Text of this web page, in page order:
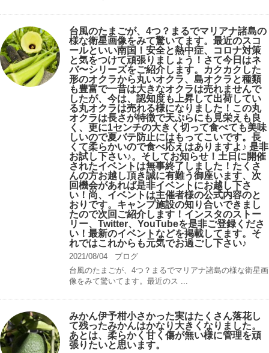
台風のたまごが、4つ？まるでマリアナ諸島の
様な衛星画像をみて驚いてます。最近のスコ
ールといい南国！安全と熱中症、コロナ対策
と気をつけて頑張りましょう！さて今日はネ
バ〜シリーズをご紹介します。カクカクした
形のオクラから丸いオクラ、島オクラと種類
も豊富で一昔は大きなオクラは売れませんで
したが、今は、認知度も上昇して出荷してい
る丸オクラは売れる様になりました！この丸
オクラは長さが特徴で天ぷらにも見栄えも良
く、更に1センチの大きく切って食べても美味
しいので夏バテ防止にはもってこいです。長
くて柔らかいので食べ応えはありますよ♪ 是非
お試し下さい♪。そしてお知らせ！土日に開催
されたイベントは無事終了しました！たくさ
んの方お越し頂き誠に有難う御座います、次
回機会があれば是非イベントにお越し下さ
い！尚、イベントは主催者様の公式内容のと
おりです。キャンプ️施設の知り合いできまし
たので次回ご紹介します！インスタのストー
リー、Twitter、YouTubeを是非ご登録くださ
い！最新のイベントなどを掲載してます。そ
れではこれからも元気でお過ごし下さい♪
2021/08/04
ブログ
台風のたまごが、4つ？まるでマリアナ諸島の様な衛星画
像をみて驚いてます。最近のス ...
みかん伊予柑小さかった実はたくさん落花し
て残ったみかんはかなり大きくなりました。
あとは、柔らかく甘く傷が無い様に管理を頑
張りたいと思います。